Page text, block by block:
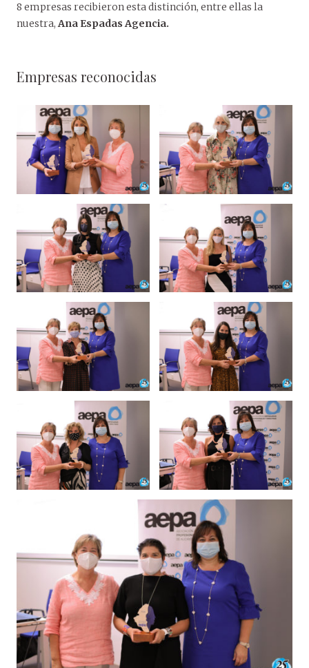
8 empresas recibieron esta distinción, entre ellas la
nuestra,Ana Espadas Agencia.
Empresas reconocidas